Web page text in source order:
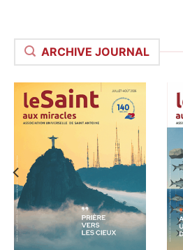
ARCHIVE JOURNAL